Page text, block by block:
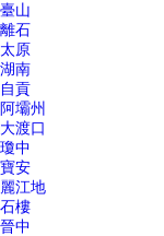
臺山
離石
太原
湖南
自貢
阿壩州
大渡口
瓊中
寶安
麗江地
石樓
晉中